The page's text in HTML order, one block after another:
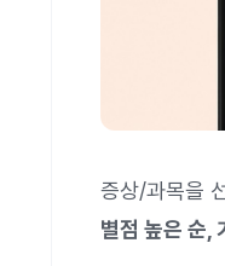
증상/과목을
별점 높은 순,